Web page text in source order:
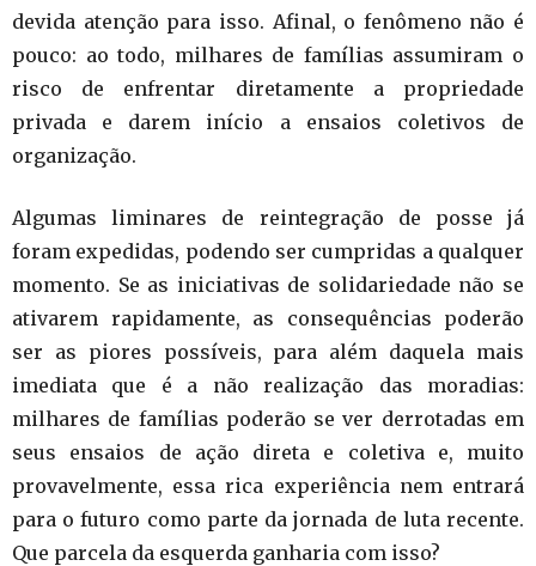
devida atenção para isso. Afinal, o fenômeno não é
pouco: ao todo, milhares de famílias assumiram o
risco de enfrentar diretamente a propriedade
privada e darem início a ensaios coletivos de
organização.
Algumas liminares de reintegração de posse já
foram expedidas, podendo ser cumpridas a qualquer
momento. Se as iniciativas de solidariedade não se
ativarem rapidamente, as consequências poderão
ser as piores possíveis, para além daquela mais
imediata que é a não realização das moradias:
milhares de famílias poderão se ver derrotadas em
seus ensaios de ação direta e coletiva e, muito
provavelmente, essa rica experiência nem entrará
para o futuro como parte da jornada de luta recente.
Que parcela da esquerda ganharia com isso?